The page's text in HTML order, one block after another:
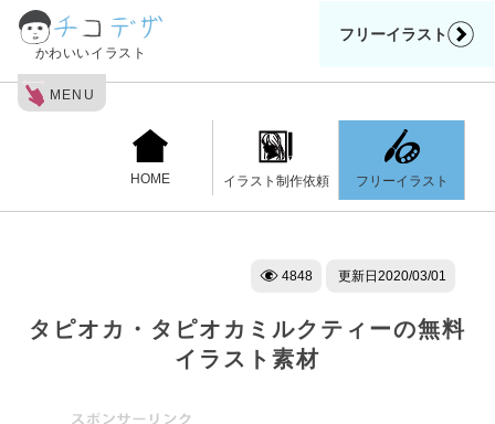
かわいいイラスト
フリーイラスト
MENU
HOME イラスト制作依頼 フリーイラスト
4848 更新日 2020/03/01
タピオカ・タピオカミルクティーの無料
イラスト素材